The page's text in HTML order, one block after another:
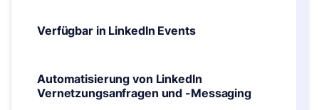
Verfügbar in LinkedIn Events
Automatisierung von LinkedIn
Vernetzungsanfragen und -Messaging